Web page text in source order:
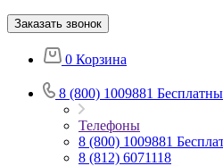
Заказать звонок
0 Корзина
8 (800) 1009881
Телефоны
8 (800) 1009881
8 (812) 6071118